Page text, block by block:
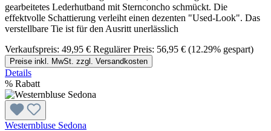
gearbeitetes Lederhutband mit Sternconcho schmückt. Die
effektvolle Schattierung verleiht einen dezenten "Used-Look". Das
verstellbare Tie ist für den Ausritt unerlässlich
Verkaufspreis: 49,95 € Regulärer Preis: 56,95 € (12.29% gespart)
Preise inkl. MwSt. zzgl. Versandkosten
Details
% Rabatt
Westernbluse Sedona